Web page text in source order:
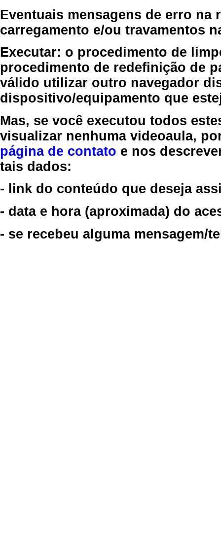
Eventuais mensagens de erro
carregamento e/ou travamentos
Executar: o procedimento de
procedimento de redefinição de
válido utilizar outro navegador
dispositivo/equipamento que
Mas, se você executou todos
visualizar nenhuma videoaula,
página de contato e nos
tais dados:
- link do conteúdo que deseja
- data e hora (aproximada) do
- se recebeu alguma mensagem/